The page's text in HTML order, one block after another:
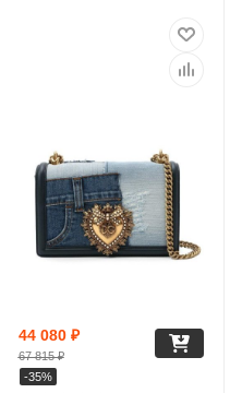
44 080₽
67 815₽
-35%